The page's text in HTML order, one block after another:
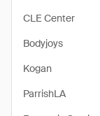
CLE Center
Bodyjoys
Kogan
ParrishLA